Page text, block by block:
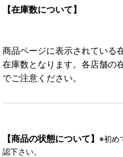
【在庫数について】
商品ページに表示されている
在庫数となります。各店舗の
でご注意ください。
【商品の状態について】 ※初め
認下さい。